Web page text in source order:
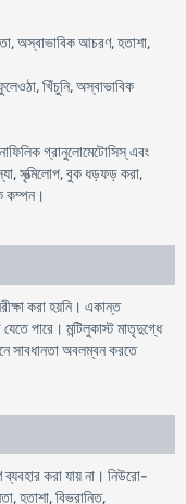
অস্বাভাবিক আচরণ, হতাশা,
খিঁচুনি, অস্বাভাবিক
গ্রানুলোমেটোসিস্ এবং
সৃত্মিলোপ, বুক ধড়ফড় করা,
কম্পন।
করা হয়নি। একান্ত
পারে। মন্টিলুকাস্ট মাতৃদুগ্ধে
সাবধানতা অবলম্বন করতে
ব্যবহার করা যায় না। নিউরো-
হতাশা, বিভ্রান্তি,